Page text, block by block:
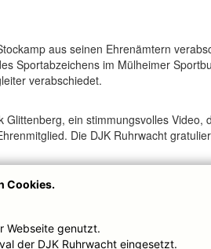
aus seinen Ehrenämtern
Sportabzeichens im Mülheimer
verabschiedet.
ein stimmungsvolles Video,
Die DJK Ruhrwacht
Cookies.
Webseite genutzt.
der DJK Ruhrwacht eingesetzt.